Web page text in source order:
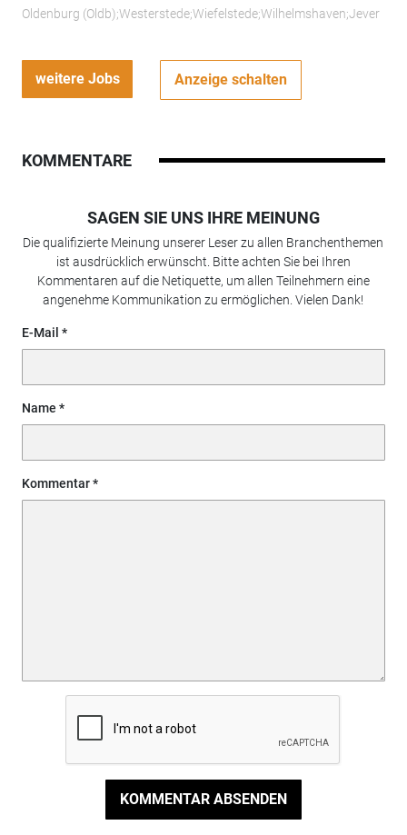
Oldenburg (Oldb);Westerstede;Wiefelstede;Wilhelmshaven;Jever
weitere Jobs Anzeige schalten
KOMMENTARE
SAGEN SIE UNS IHRE MEINUNG
Die qualifizierte Meinung unserer Leser zu allen Branchenthemen
ist ausdrücklich erwünscht. Bitte achten Sie bei Ihren
Kommentaren auf die Netiquette, um allen Teilnehmern eine
angenehme Kommunikation zu ermöglichen. Vielen Dank!
E-Mail
Name
Kommentar
KOMMENTAR ABSENDEN